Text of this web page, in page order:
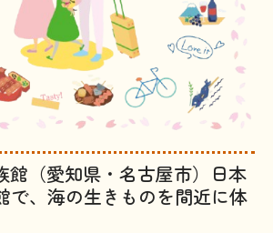
館（愛知県・名古屋市）日本
で、海の生きものを間近に体